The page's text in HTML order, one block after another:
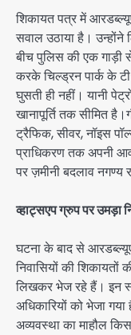
शिकायत पत्र में
सवाल उठाया है। उन्होंने
बीच पुलिस की एक गाड़ी
करके चिल्ड्रन पार्क के
घुसती ही नहीं। यानी
खानापूर्ति तक सीमित
ट्रैफिक, सीवर, नॉइस
प्राधिकरण तक अपनी
पर ज़मीनी बदलाव नगण्य
व्हाट्सएप ग्रुप पर उमड़ा
घटना के बाद से
निवासियों की
लिखकर भेज रहे हैं। इन
अधिकारियों को भेजा
अव्यवस्था का माहौल